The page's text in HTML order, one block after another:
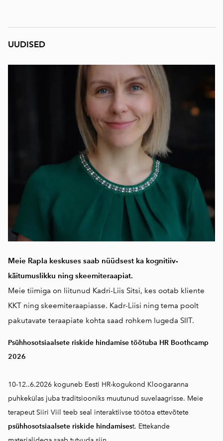
UUDISED
Meie Rapla keskuses saab nüüdsest ka kognitiiv-
käitumuslikku ning skeemiteraapiat.
Meie tiimiga on liitunud Kadri-Liis Sitsi, kes ootab kliente
KKT ning skeemiteraapiasse. Kadr-Liisi ning tema poolt
pakutavate teraapiate kohta saad rohkem lugeda SIIT.
Psühhosotsiaalsete riskide hindamise töötuba HR Boothcamp
2026
10-12..6.2026 koguneb Eesti HR-kogukond Kloogaranna
puhkekülas juba traditsiooniks muutunud suvelaagrisse. Meie
terapeut Siiri Viil teeb seal interaktiivse töötoa ettevõtete
psühhosotsiaalsete riskide hindamisest. Ettekande